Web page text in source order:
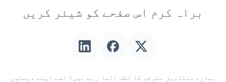
براہ کرم اس صفحے کو شیئر کریں
ہمارے دستاویز مترجم کا لطف اٹھا رہے ہیں؟ اسے اپنے دوستوں